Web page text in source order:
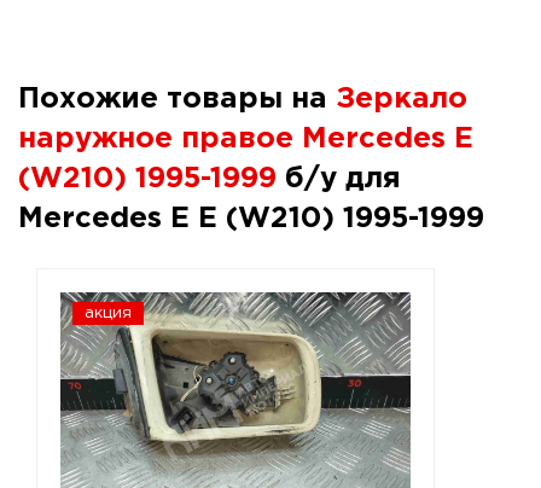
Похожие товары на Зеркало
наружное правое Mercedes E
(W210) 1995-1999 б/у для
Mercedes E E (W210) 1995-1999
акция